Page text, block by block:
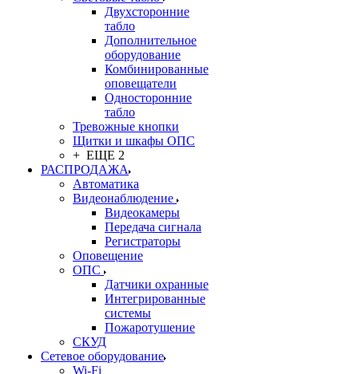
Двухсторонние
табло
Дополнительное
оборудование
Комбинированные
оповещатели
Односторонние
табло
Тревожные кнопки
Щитки и шкафы ОПС
+ ЕЩЕ 2
РАСПРОДАЖА
Автоматика
Видеонаблюдение
Видеокамеры
Передача сигнала
Регистраторы
Оповещение
ОПС
Датчики охранные
Интегрированные
системы
Пожаротушение
СКУД
Сетевое оборудование
Wi-Fi